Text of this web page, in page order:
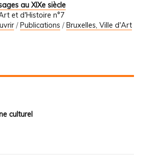
au XIXe siècle
et d'Histoire n°7
/Publications /Bruxelles, Ville d'Art
culturel